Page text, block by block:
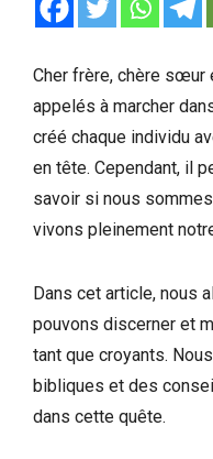
Cher frère, chère sœur
appelés à marcher
créé chaque individu
en tête. Cependant, il
savoir si nous
vivons pleinement
Dans cet article, nous
pouvons discerner et
tant que croyants.
bibliques et des
dans cette quête.